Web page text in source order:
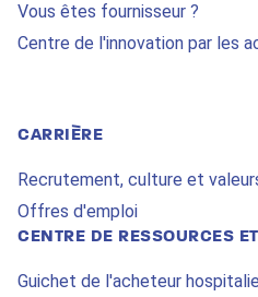
Vous êtes fournisseur ?
Centre de l'innovation par les
CARRIÈRE
Recrutement, culture et
Offres d'emploi
CENTRE DE RESSOURCES
Guichet de l'acheteur